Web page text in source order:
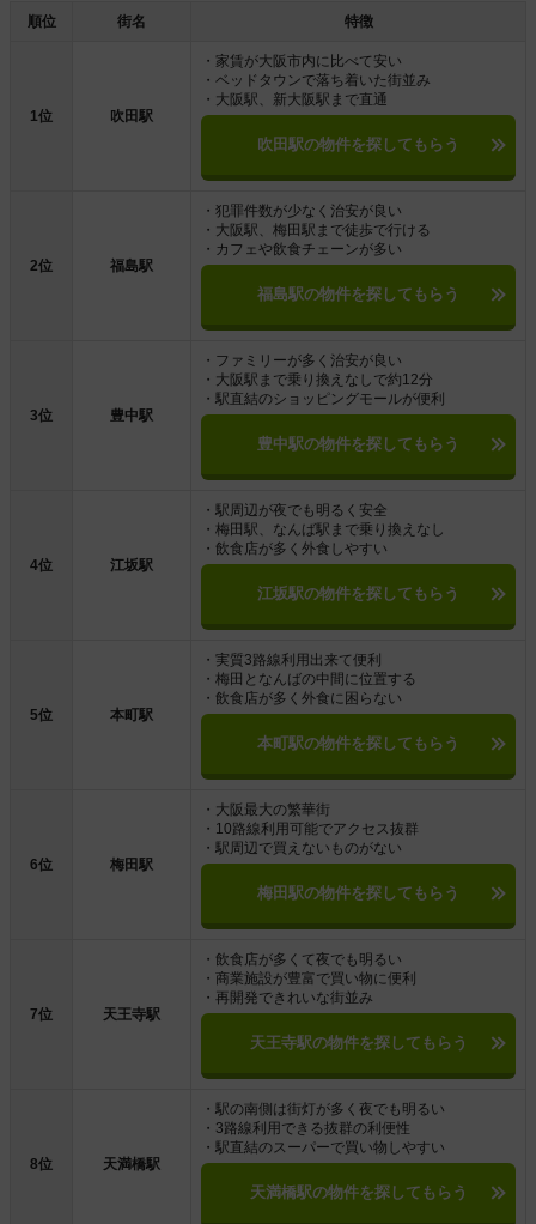
順位 街名 特徴
1位 吹田駅
・家賃が大阪市内に比べて安い
・ベッドタウンで落ち着いた街並み
・大阪駅、新大阪駅まで直通
吹田駅の物件を探してもらう
2位 福島駅
・犯罪件数が少なく治安が良い
・大阪駅、梅田駅まで徒歩で行ける
・カフェや飲食チェーンが多い
福島駅の物件を探してもらう
3位 豊中駅
・ファミリーが多く治安が良い
・大阪駅まで乗り換えなしで約12分
・駅直結のショッピングモールが便利
豊中駅の物件を探してもらう
4位 江坂駅
・駅周辺が夜でも明るく安全
・梅田駅、なんば駅まで乗り換えなし
・飲食店が多く外食しやすい
江坂駅の物件を探してもらう
5位 本町駅
・実質3路線利用出来て便利
・梅田となんばの中間に位置する
・飲食店が多く外食に困らない
本町駅の物件を探してもらう
6位 梅田駅
・大阪最大の繁華街
・10路線利用可能でアクセス抜群
・駅周辺で買えないものがない
梅田駅の物件を探してもらう
7位 天王寺駅
・飲食店が多くて夜でも明るい
・商業施設が豊富で買い物に便利
・再開発できれいな街並み
天王寺駅の物件を探してもらう
8位 天満橋駅
・駅の南側は街灯が多く夜でも明るい
・3路線利用できる抜群の利便性
・駅直結のスーパーで買い物しやすい
天満橋駅の物件を探してもらう